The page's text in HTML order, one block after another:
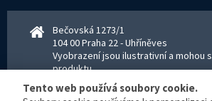
Bečovská 1273/1
104 00 Praha 22 - Uhříněves
Vyobrazení jsou ilustrativní a mohou
produktu.
www.sokra.cz│www.haier-klimatizace.cz
Tento web používá soubory cookie.